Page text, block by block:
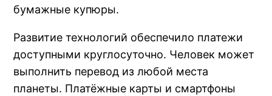
бумажные купюры.
Развитие технологий обеспечило платежи
доступными круглосуточно. Человек может
выполнить перевод из любой места
планеты. Платёжные карты и смартфоны